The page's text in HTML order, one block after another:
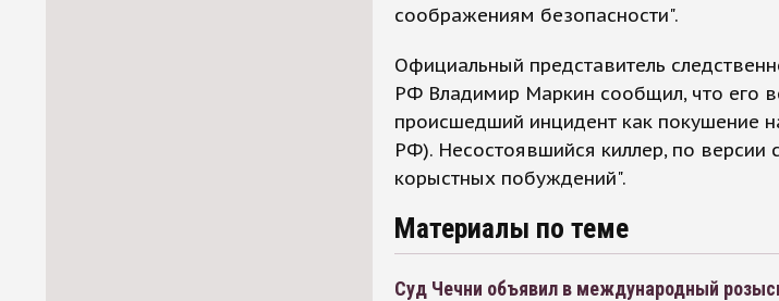
соображениям безопасности".
Официальный представитель
РФ Владимир Маркин сообщил, что его
проиcшедший инцидент как покушение
РФ). Несостоявшийся киллер, по версии
корыстных побуждений".
Материалы по теме
Суд Чечни объявил в международный